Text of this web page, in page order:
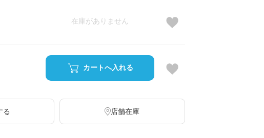
在庫がありません
カートへ入れる
る 店舗在庫